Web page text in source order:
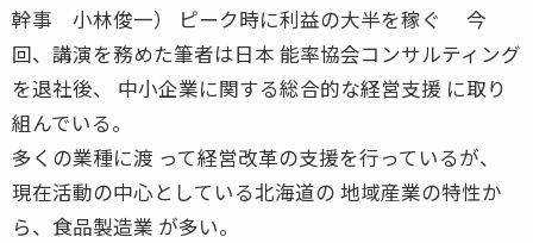
幹事 小林俊一） ピーク時に利益の大半を稼ぐ 今
回、講演を務めた筆者は日本 能率協会コンサルティング
を退社後、 中小企業に関する総合的な経営支援 に取り
組んでいる。
多くの業種に渡 って経営改革の支援を行っているが、
現在活動の中心としている北海道の 地域産業の特性か
ら、食品製造業 が多い。